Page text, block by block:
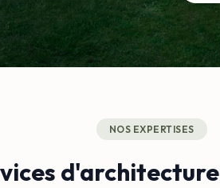
NOS EXPERTISES